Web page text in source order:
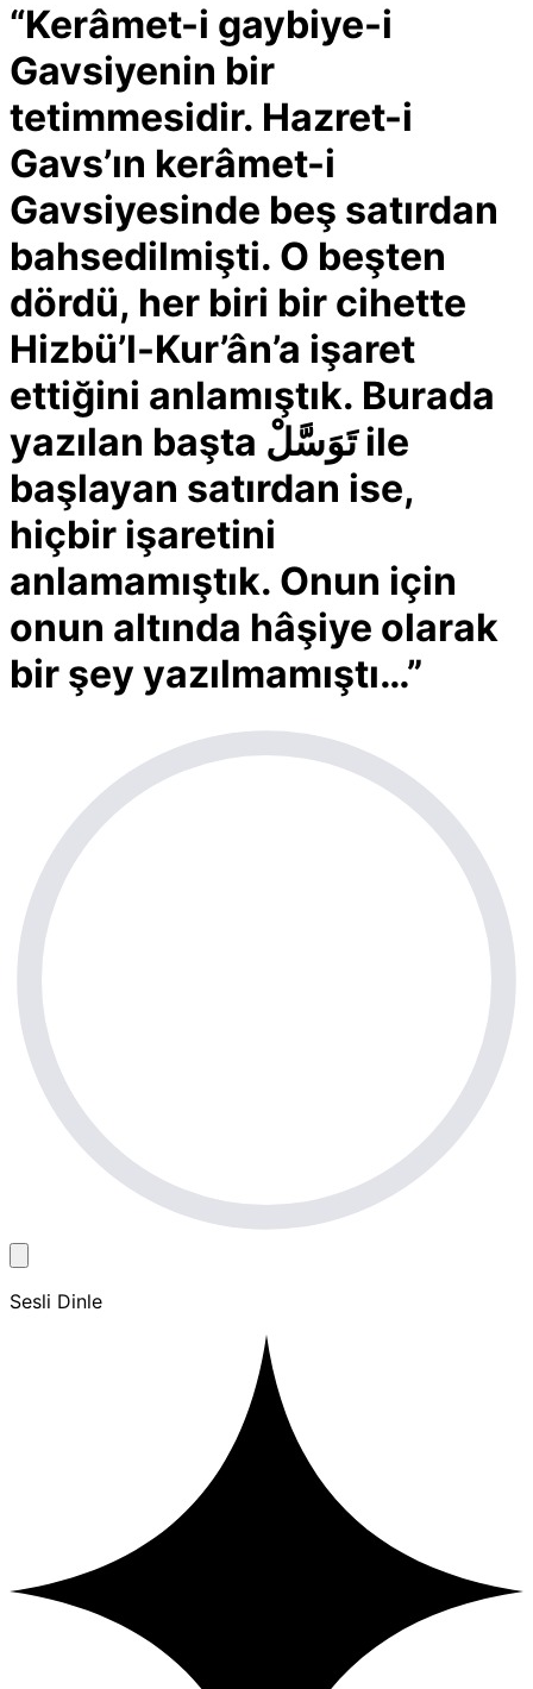
“Kerâmet-i gaybiye-i
Gavsiyenin bir
tetimmesidir. Hazret-i
Gavs’ın kerâmet-i
Gavsiyesinde beş satırdan
bahsedilmişti. O beşten
dördü, her biri bir cihette
Hizbü’l-Kur’ân’a işaret
ettiğini anlamıştık. Burada
yazılan başta تَوَسَّلْ ile
başlayan satırdan ise,
hiçbir işaretini
anlamamıştık. Onun için
onun altında hâşiye olarak
bir şey yazılmamıştı…”
Sesli Dinle